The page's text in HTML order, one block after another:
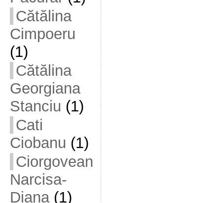
Cătălina
Cimpoeru
(1)
Cătălina
Georgiana
Stanciu (1)
Cati
Ciobanu (1)
Ciorgovean
Narcisa-
Diana(1)